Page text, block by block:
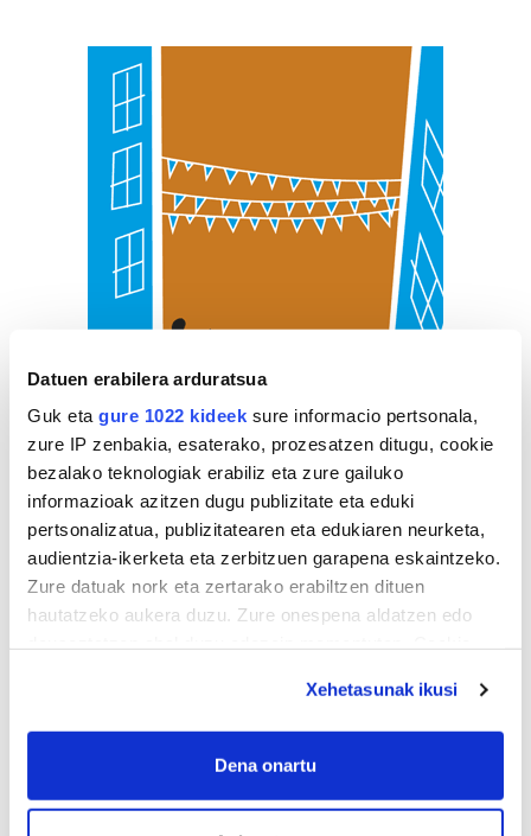
Datuen erabilera arduratsua
Guk eta gure 1022 kideek sure informacio pertsonala,
zure IP zenbakia, esaterako, prozesatzen ditugu, cookie
bezalako teknologiak erabiliz eta zure gailuko
informazioak azitzen dugu publizitate eta eduki
pertsonalizatua, publizitatearen eta edukiaren neurketa,
audientzia-ikerketa eta zerbitzuen garapena eskaintzeko.
Zure datuak nork eta zertarako erabiltzen dituen
hautatzeko aukera duzu. Zure onespena aldatzen edo
If you allow, we would also like to:
Collect information about your geographical
Xehetasunak ikusi
Dena onartu
ZERBITZU GIDA